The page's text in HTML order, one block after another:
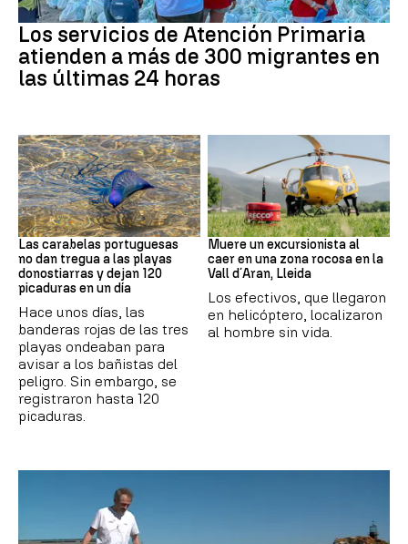
Crisis migratoria
Los servicios de Atención Primaria
atienden a más de 300 migrantes en
las últimas 24 horas
PAÍS VASCO
Las carabelas portuguesas
no dan tregua a las playas
donostiarras y dejan 120
picaduras en un día
Hace unos días, las
banderas rojas de las tres
playas ondeaban para
avisar a los bañistas del
peligro. Sin embargo, se
registraron hasta 120
picaduras.
Cataluña
Muere un excursionista al
caer en una zona rocosa en la
Vall d´Aran, Lleida
Los efectivos, que llegaron
en helicóptero, localizaron
al hombre sin vida.